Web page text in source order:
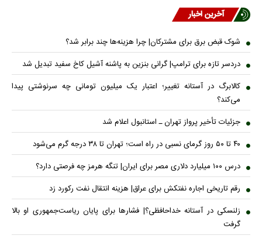
آخرین اخبار
شوک قبض برق برای مشترکان| چرا هزینه‌ها چند برابر شد؟
دردسر تازه برای ترامپ| گرانی بنزین به پاشنه آشیل کاخ سفید تبدیل شد
کالابرگ در آستانه تغییر؛ اعتبار یک میلیون تومانی چه سرنوشتی پیدا
می‌کند؟
جزئیات تأخیر پرواز تهران ـ استانبول اعلام شد
۴۰ تا ۵۰ روز گرمای نسبی در راه است؛ تهران تا ۳۸ درجه گرم می‌شود
درس ۱۰۰ میلیارد دلاری مصر برای ایران| تنگه هرمز چه فرصتی دارد؟
رقم تاریخی اجاره نفتکش برای عراق| هزینه انتقال نفت رکورد زد
زلنسکی در آستانه خداحافظی؟| فشارها برای پایان ریاست‌جمهوری او بالا
گرفت